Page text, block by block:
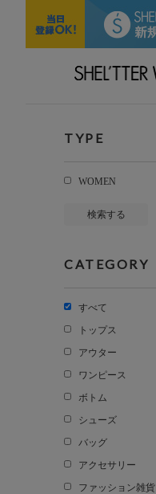
TYPE
WOMEN
検索する
CATEGORY
すべて
トップス
アウター
ワンピース
ボトム
シューズ
バッグ
アクセサリー
ファッション雑貨